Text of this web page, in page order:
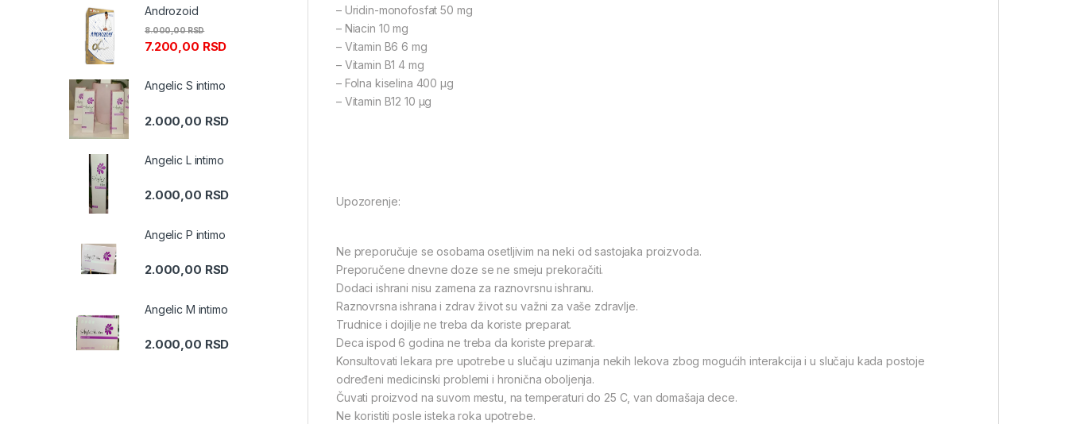
– Uridin-monofosfat 50 mg
– Niacin 10 mg
– Vitamin B6 6 mg
– Vitamin B1 4 mg
– Folna kiselina 400 µg
– Vitamin B12 10 µg
Upozorenje:
Ne preporučuje se osobama osetljivim na neki od sastojaka proizvoda.
Preporučene dnevne doze se ne smeju prekoračiti.
Dodaci ishrani nisu zamena za raznovrsnu ishranu.
Raznovrsna ishrana i zdrav život su važni za vaše zdravlje.
Trudnice i dojilje ne treba da koriste preparat.
Deca ispod 6 godina ne treba da koriste preparat.
Konsultovati lekara pre upotrebe u slučaju uzimanja nekih lekova zbog mogućih interakcija i u slučaju kada postoje
određeni medicinski problemi i hronična oboljenja.
Čuvati proizvod na suvom mestu, na temperaturi do 25 C, van domašaja dece.
Ne koristiti posle isteka roka upotrebe.
Androzoid
7.200,00 RSD
8.000,00RSD
Angelic S intimo
2.000,00 RSD
Angelic L intimo
2.000,00 RSD
Angelic P intimo
2.000,00 RSD
Angelic M intimo
2.000,00 RSD